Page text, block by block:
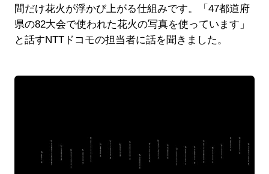
間だけ花火が浮かび上がる仕組みです。「47都道府
県の82大会で使われた花火の写真を使っています」
と話すNTTドコモの担当者に話を聞きました。